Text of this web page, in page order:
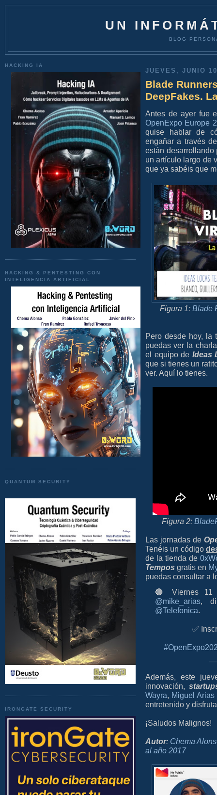
UN
BLOG
HACKING IA
HACKING & PENTESTING CON
INTELIGENCIA ARTIFICIAL
QUANTUM SECURITY
IRONGATE SECURITY
JUEVES, JUNIO
Blade
DeepFakes.
Antes de ayer fue
OpenExpo Europe
quise hablar de
engañar a través
están desarrollando
un artículo largo de
que ya sabéis que
Figura 1: Blade
Pero desde hoy,
puedas ver la
el equipo de Ideas
que si tienes un
ver. Aquí lo tienes.
Figura 2:
Las jornadas de
Tenéis un código
de la tienda de
Tempos gratis en
puedas consultar a
🔴 Viernes 11
@mike_arias,
@Telefonica.
✅
—
Además, este
innovación,
Wayra, Miguel Arias
entretenido y
¡Saludos Malignos!
Autor: Chema
al año 2017